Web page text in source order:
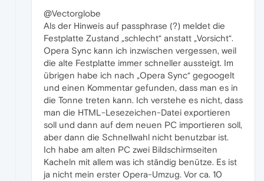
@Vectorglobe
Als der Hinweis auf passphrase (?) meldet die
Festplatte Zustand „schlecht“ anstatt „Vorsicht“.
Opera Sync kann ich inzwischen vergessen, weil
die alte Festplatte immer schneller aussteigt. Im
übrigen habe ich nach „Opera Sync“ gegoogelt
und einen Kommentar gefunden, dass man es in
die Tonne treten kann. Ich verstehe es nicht, dass
man die HTML-Lesezeichen-Datei exportieren
soll und dann auf dem neuen PC importieren soll,
aber dann die Schnellwahl nicht benutzbar ist.
Ich habe am alten PC zwei Bildschirmseiten
Kacheln mit allem was ich ständig benütze. Es ist
ja nicht mein erster Opera-Umzug. Vor ca. 10